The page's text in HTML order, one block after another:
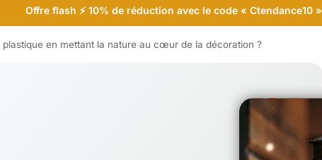
Offre flash ⚡ 10% de réduction avec le code « Ctendance10 »
en mettant la nature au cœur de la décoration ?